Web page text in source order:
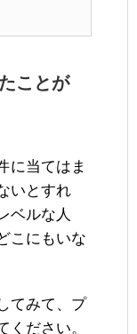
ことが
に当てはま
いとすれ
ベルな人
こにもいな
てみて、プ
ください。